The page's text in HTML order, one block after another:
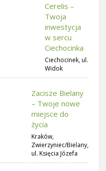
Cerelis –
Twoja
inwestycja
w sercu
Ciechocinka
Ciechocinek, ul.
Widok
Zacisze Bielany
– Twoje nowe
miejsce do
życia
Kraków,
Zwierzyniec/Bielany,
ul. Księcia Józefa